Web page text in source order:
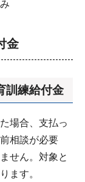
金
訓練給付金
場合、支払っ
相談が必要
せん。対象と
ます。